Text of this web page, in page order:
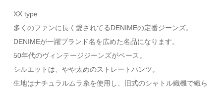
XX type
多くのファンに長く愛されてるDENIMEの定番ジーンズ。
DENIMEが一躍ブランド名を広めた名品になります。
50年代のヴィンテージジーンズがベース。
シルエットは、やや太めのストレートパンツ。
生地はナチュラルムラ糸を使用し、旧式のシャトル織機で織ら